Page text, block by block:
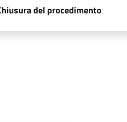
del procedimento